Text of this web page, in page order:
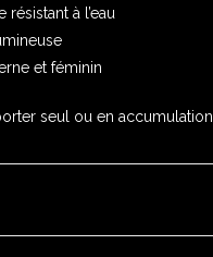
à l’eau
et féminin
seul ou en accumulation.